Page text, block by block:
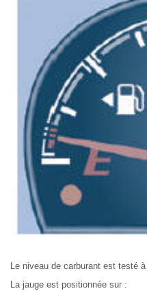
Le niveau de carburant est testé
La jauge est positionnée sur :